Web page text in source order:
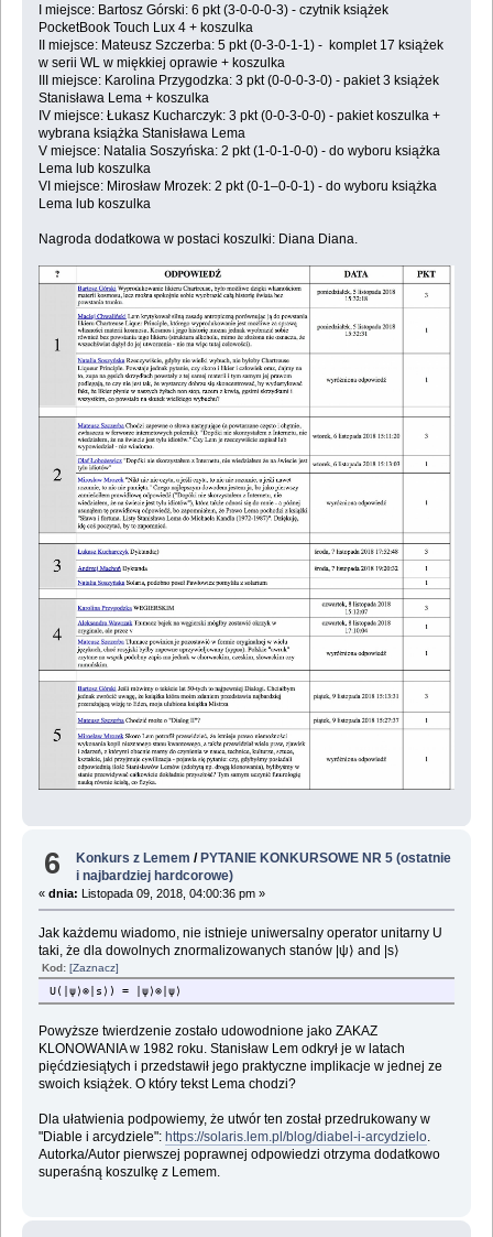
I miejsce: Bartosz Górski: 6 pkt (3-0-0-0-3) - czytnik książek
PocketBook Touch Lux 4 + koszulka
II miejsce: Mateusz Szczerba: 5 pkt (0-3-0-1-1) - komplet 17 książek
w serii WL w miękkiej oprawie + koszulka
III miejsce: Karolina Przygodzka: 3 pkt (0-0-0-3-0) - pakiet 3 książek
Stanisława Lema + koszulka
IV miejsce: Łukasz Kucharczyk: 3 pkt (0-0-3-0-0) - pakiet koszulka +
wybrana książka Stanisława Lema
V miejsce: Natalia Soszyńska: 2 pkt (1-0-1-0-0) - do wyboru książka
Lema lub koszulka
VI miejsce: Mirosław Mrozek: 2 pkt (0-1–0-0-1) - do wyboru książka
Lema lub koszulka
Nagroda dodatkowa w postaci koszulki: Diana Diana.
6 Konkurs z Lemem /PYTANIE KONKURSOWE NR 5 (ostatnie
i najbardziej hardcorowe)
« dnia: Listopada 09, 2018, 04:00:36 pm »
Jak każdemu wiadomo, nie istnieje uniwersalny operator unitarny U
taki, że dla dowolnych znormalizowanych stanów |ψ⟩ and |s⟩
Kod: [Zaznacz]
U(|ψ⟩⊗|s⟩) = |ψ⟩⊗|ψ⟩
Powyższe twierdzenie zostało udowodnione jako ZAKAZ
KLONOWANIA w 1982 roku. Stanisław Lem odkrył je w latach
pięćdziesiątych i przedstawił jego praktyczne implikacje w jednej ze
swoich książek. O który tekst Lema chodzi?
Dla ułatwienia podpowiemy, że utwór ten został przedrukowany w
"Diable i arcydziele": https://solaris.lem.pl/blog/diabel-i-arcydzielo.
Autorka/Autor pierwszej poprawnej odpowiedzi otrzyma dodatkowo
superaśną koszulkę z Lemem.